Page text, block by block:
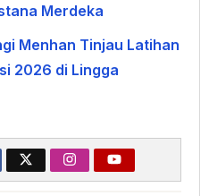
Merdeka
Menhan Tinjau Latihan
2026 di Lingga